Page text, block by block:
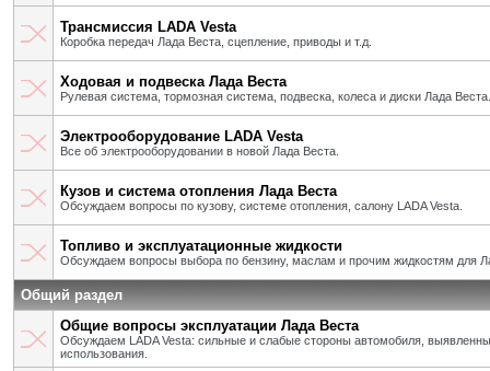
Трансмиссия LADA Vesta
Коробка передач Лада Веста, сцепление, приводы и т.д.
Ходовая и подвеска Лада Веста
Рулевая система, тормозная система, подвеска, колеса и диски Лада Веста.
Электрооборудование LADA Vesta
Все об электрооборудовании в новой Лада Веста.
Кузов и система отопления Лада Веста
Обсуждаем вопросы по кузову, системе отопления, салону LADA Vesta.
Топливо и эксплуатационные жидкости
Обсуждаем вопросы выбора по бензину, маслам и прочим жидкостям для
Общий раздел
Общие вопросы эксплуатации Лада Веста
Обсуждаем LADA Vesta: сильные и слабые стороны автомобиля,
использования.